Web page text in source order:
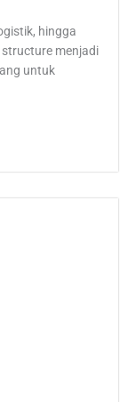
hingga
menjadi
untuk